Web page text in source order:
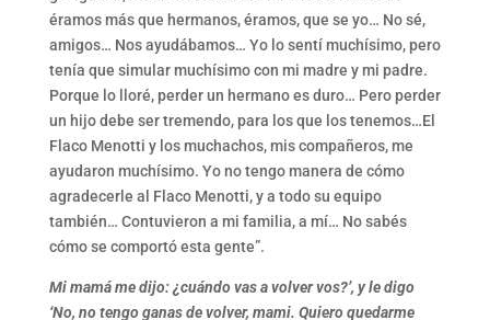
éramos más que hermanos, éramos, que se yo… No sé,
amigos… Nos ayudábamos… Yo lo sentí muchísimo, pero
tenía que simular muchísimo con mi madre y mi padre.
Porque lo lloré, perder un hermano es duro… Pero perder
un hijo debe ser tremendo, para los que los tenemos…El
Flaco Menotti y los muchachos, mis compañeros, me
ayudaron muchísimo. Yo no tengo manera de cómo
agradecerle al Flaco Menotti, y a todo su equipo
también… Contuvieron a mi familia, a mí… No sabés
cómo se comportó esta gente”.
Mi mamá me dijo: ¿cuándo vas a volver vos?’, y le digo
‘No, no tengo ganas de volver, mami. Quiero quedarme